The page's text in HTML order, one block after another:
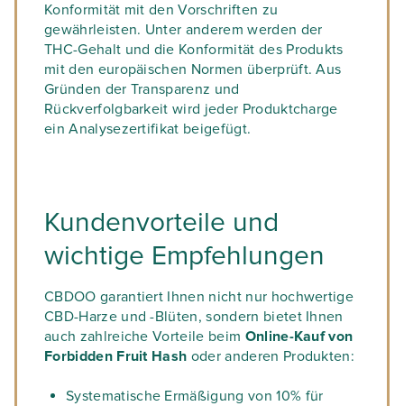
Konformität mit den Vorschriften zu
gewährleisten. Unter anderem werden der
THC-Gehalt und die Konformität des Produkts
mit den europäischen Normen überprüft. Aus
Gründen der Transparenz und
Rückverfolgbarkeit wird jeder Produktcharge
ein Analysezertifikat beigefügt.
Kundenvorteile und
wichtige Empfehlungen
CBDOO garantiert Ihnen nicht nur hochwertige
CBD-Harze und -Blüten, sondern bietet Ihnen
auch zahlreiche Vorteile beim Online-Kauf von
Forbidden Fruit Hash oder anderen Produkten:
Systematische Ermäßigung von 10% für